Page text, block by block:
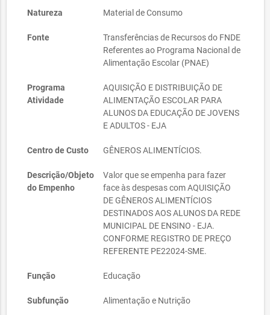
Natureza Material de Consumo
Fonte
Transferências de Recursos do FNDE
Referentes ao Programa Nacional de
Alimentação Escolar (PNAE)
Programa
Atividade
AQUISIÇÃO E DISTRIBUIÇÃO DE
ALIMENTAÇÃO ESCOLAR PARA
ALUNOS DA EDUCAÇÃO DE JOVENS
E ADULTOS - EJA
Centro de Custo GÊNEROS ALIMENTÍCIOS.
Descrição/Objeto
do Empenho
Valor que se empenha para fazer
face às despesas com AQUISIÇÃO
DE GÊNEROS ALIMENTÍCIOS
DESTINADOS AOS ALUNOS DA REDE
MUNICIPAL DE ENSINO - EJA.
CONFORME REGISTRO DE PREÇO
REFERENTE PE22024-SME.
Função Educação
Subfunção Alimentação e Nutrição